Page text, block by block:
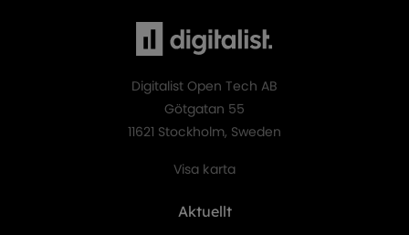
Digitalist Open Tech AB
Götgatan 55
11621 Stockholm, Sweden
Visa karta
Aktuellt